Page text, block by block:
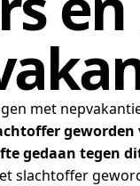
met
gedaan tegen
slachtoffer